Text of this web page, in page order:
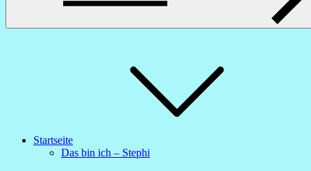
Startseite
Das bin ich – Stephi